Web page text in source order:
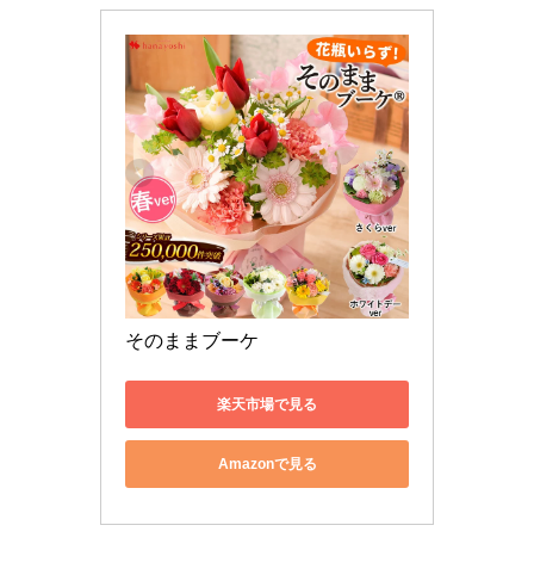
そのままブーケ
楽天市場で見る
Amazonで見る